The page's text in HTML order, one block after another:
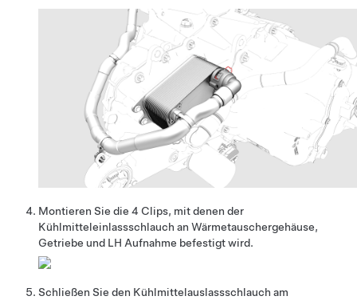
Montieren Sie die 4 Clips, mit denen der
Kühlmitteleinlassschlauch an Wärmetauschergehäuse,
Getriebe und LH Aufnahme befestigt wird.
Schließen Sie den Kühlmittelauslassschlauch am